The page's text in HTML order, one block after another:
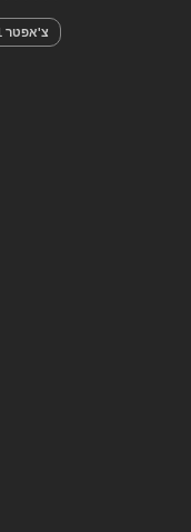
צ'אפטר 1